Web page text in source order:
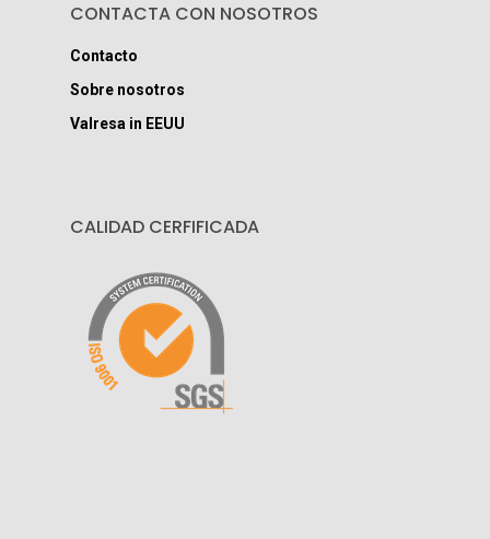
CONTACTA CON NOSOTROS
Contacto
Sobre nosotros
Valresa in EEUU
CALIDAD CERFIFICADA